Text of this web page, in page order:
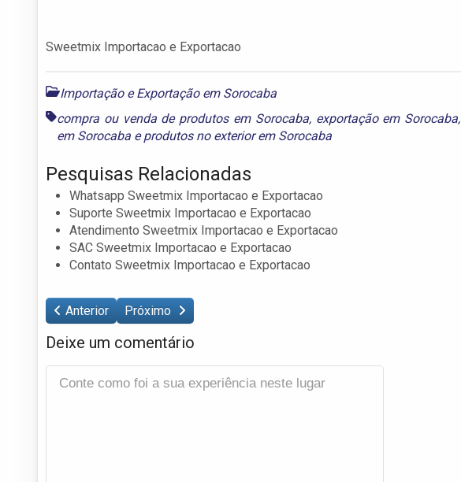
Sweetmix Importacao e Exportacao
Importação e Exportação em Sorocaba
compra ou venda de produtos em Sorocaba, exportação em Sorocaba,
em Sorocaba eprodutos no exterior em Sorocaba
Pesquisas Relacionadas
Whatsapp Sweetmix Importacao e Exportacao
Suporte Sweetmix Importacao e Exportacao
Atendimento Sweetmix Importacao e Exportacao
SAC Sweetmix Importacao e Exportacao
Contato Sweetmix Importacao e Exportacao
Anterior Próximo
Deixe um comentário